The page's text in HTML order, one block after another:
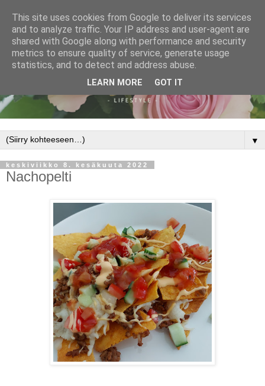
▼
keskiviikko 8. kesäkuuta 2022
Nachopelti
This site uses cookies from Google to deliver its services
and to analyze traffic. Your IP address and user-agent are
shared with Google along with performance and security
metrics to ensure quality of service, generate usage
statistics, and to detect and address abuse.
LEARN MORE GOT IT